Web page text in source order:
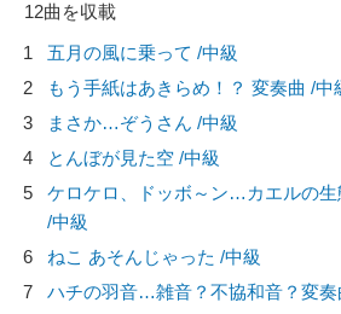
12曲を収載
1
五月の風に乗って /中級
2
もう手紙はあきらめ！？ 変奏曲 /中
3
まさか…ぞうさん /中級
4
とんぼが見た空 /中級
5
ケロケロ、ドッボ～ン…カエルの生
/中級
6
ねこ あそんじゃった /中級
7
ハチの羽音…雑音？不協和音？変奏